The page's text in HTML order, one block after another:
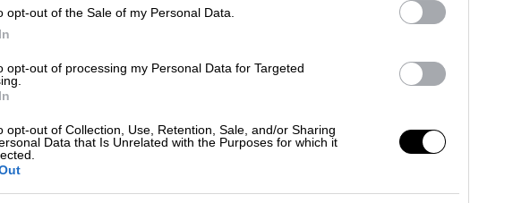
opt-out of the Sale of my Personal Data.
opt-out of processing my Personal Data for Targeted
opt-out of Collection, Use, Retention, Sale, and/or Sharing
Data that Is Unrelated with the Purposes for which it
κατάστασης. Από τη μία πλευρά εκτιμάται
χρόνος για να ξεδιπλωθούν μια σειρά
αντιπολίτευσης - ο
ΣΥΡΙΖΑ
και το
στο εσωτερικό τους (ετοιμάζονται
άλλη πλευρά ωστόσο δεν
έστειλαν σαφές μήνυμα στην
μεγαλύτερη ταχύτητα, ενώ και οι
τα «γαλάζια» ποσοστά παραμένουν